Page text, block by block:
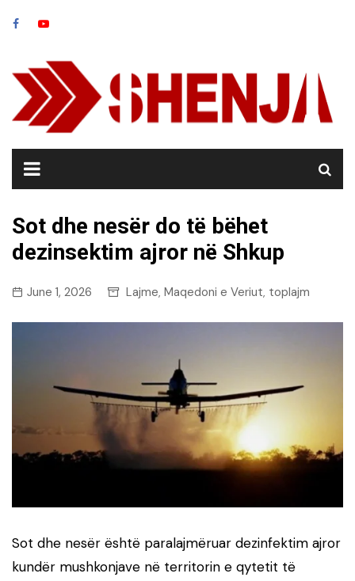
Sot dhe nesër do të bëhet
dezinsektim ajror në Shkup
June 1, 2026 Lajme, Maqedoni e Veriut, toplajm
Sot dhe nesër është paralajmëruar dezinfektim ajror
kundër mushkonjave në territorin e qytetit të